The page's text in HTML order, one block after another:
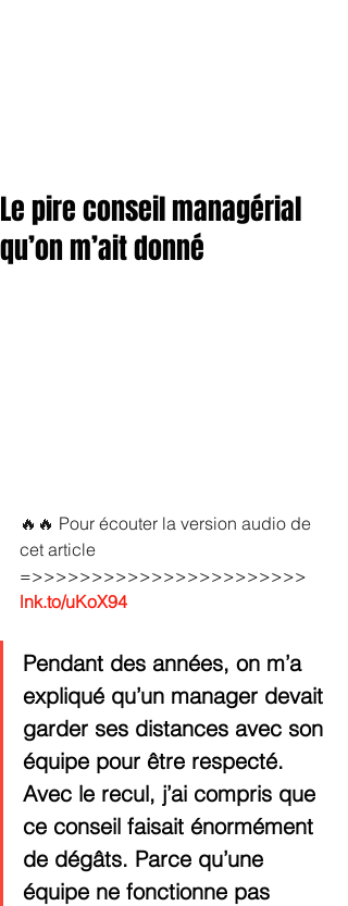
Le pire conseil managérial
qu’on m’ait donné
🔥🔥 Pour écouter la version audio de
cet article
=>>>>>>>>>>>>>>>>>>>>>>>
lnk.to/uKoX94
Pendant des années, on m’a
expliqué qu’un manager devait
garder ses distances avec son
équipe pour être respecté.
Avec le recul, j’ai compris que
ce conseil faisait énormément
de dégâts. Parce qu’une
équipe ne fonctionne pas